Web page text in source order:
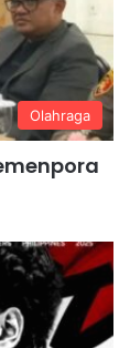
Olahraga